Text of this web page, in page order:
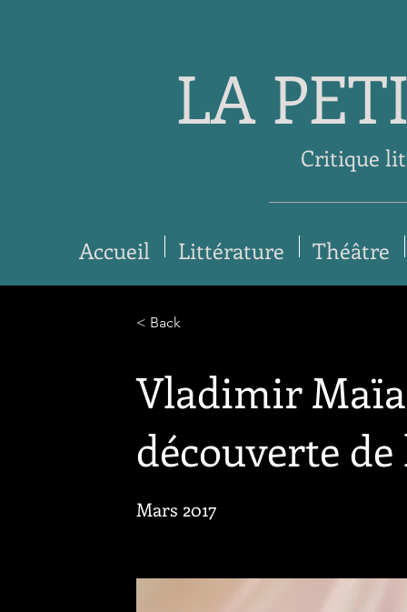
LA
Critique
Accueil Littérature Théâtre
< Back
Vladimir
découverte de
Mars 2017